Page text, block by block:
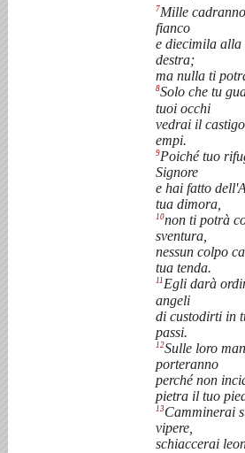
7Mille
fianco
e diecimila alla
destra;
ma nulla ti
8Solo che tu
tuoi occhi
vedrai il
empi.
9Poiché tuo
Signore
e hai fatto
tua dimora,
10non ti potrà
sventura,
nessun colpo
tua tenda.
11Egli darà
angeli
di custodirti in
passi.
12Sulle loro
porteranno
perché non
pietra il tuo
13Camminerai
vipere,
schiaccerai